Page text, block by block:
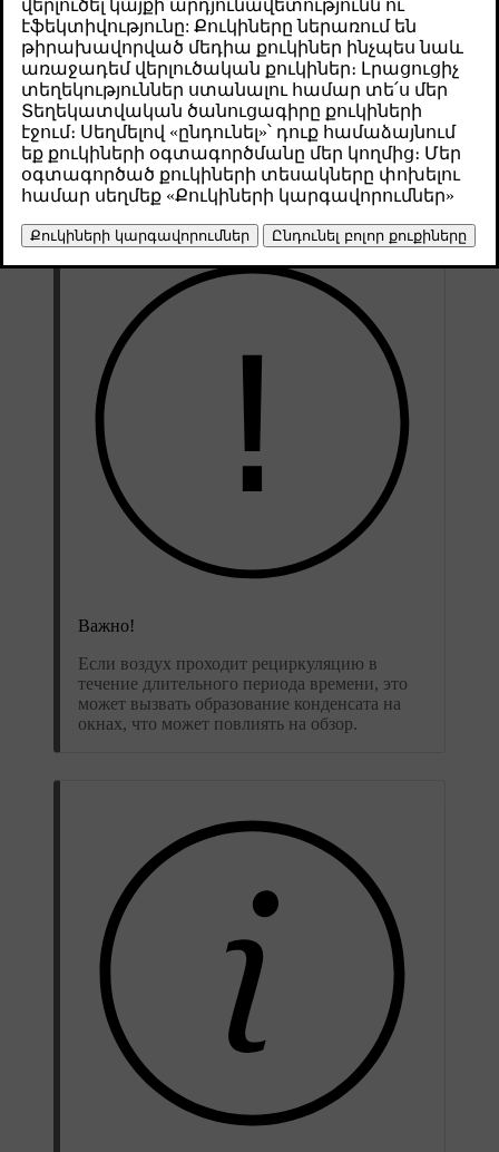
Թարմացված 04.04.2025
По умолчанию климатическая система автоматически
принимает решение о необходимости рециркуляции воздуха в
зависимости от конкретных условий окружающей среды.
Если датчик качества воздуха заметит, что наружный воздух
загрязнен, автомобиль автоматически закроет
воздухозаборник и вместо этого запустит рециркуляцию
воздуха в салоне. Кроме того, при желании можно вручную
включить постоянную рециркуляцию воздуха, чтобы закрыть
воздухозаборник.
Важно!
Если воздух проходит рециркуляцию в
течение длительного периода времени, это
может вызвать образование конденсата на
окнах, что может повлиять на обзор.